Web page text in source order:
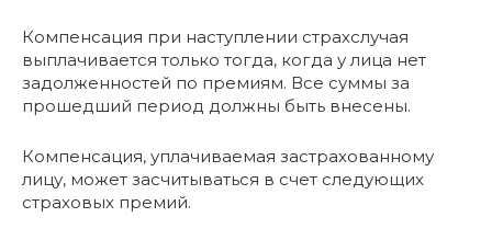
Компенсация при наступлении страхслучая
выплачивается только тогда, когда у лица нет
задолженностей по премиям. Все суммы за
прошедший период должны быть внесены.
Компенсация, уплачиваемая застрахованному
лицу, может засчитываться в счет следующих
страховых премий.